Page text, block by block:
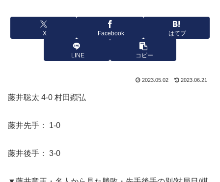
X Facebook はてブ
LINE コピー
2023.05.02 2023.06.21
藤井聡太 4-0 村田顕弘
藤井先手： 1-0
藤井後手： 3-0